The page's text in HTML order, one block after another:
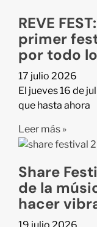
REVE
primer
por todo
17 julio 2026
El jueves 16 de
que hasta ahora
Leer más »
Share
de la
hacer
19 julio 2026